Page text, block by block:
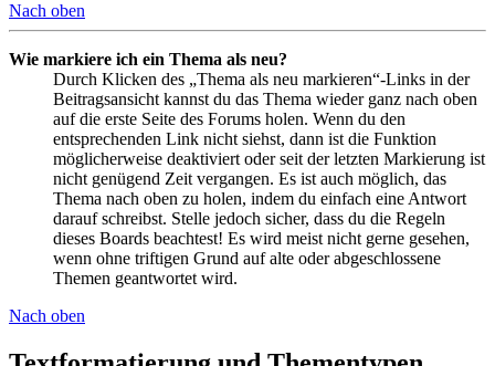
Nach oben
Wie markiere ich ein Thema als neu?
Durch Klicken des „Thema als neu markieren“-Links in der
Beitragsansicht kannst du das Thema wieder ganz nach oben
auf die erste Seite des Forums holen. Wenn du den
entsprechenden Link nicht siehst, dann ist die Funktion
möglicherweise deaktiviert oder seit der letzten Markierung ist
nicht genügend Zeit vergangen. Es ist auch möglich, das
Thema nach oben zu holen, indem du einfach eine Antwort
darauf schreibst. Stelle jedoch sicher, dass du die Regeln
dieses Boards beachtest! Es wird meist nicht gerne gesehen,
wenn ohne triftigen Grund auf alte oder abgeschlossene
Themen geantwortet wird.
Nach oben